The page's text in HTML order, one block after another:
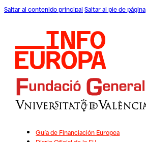
Saltar al contenido principal Saltar al pie de página
Guía de Financiación Europea